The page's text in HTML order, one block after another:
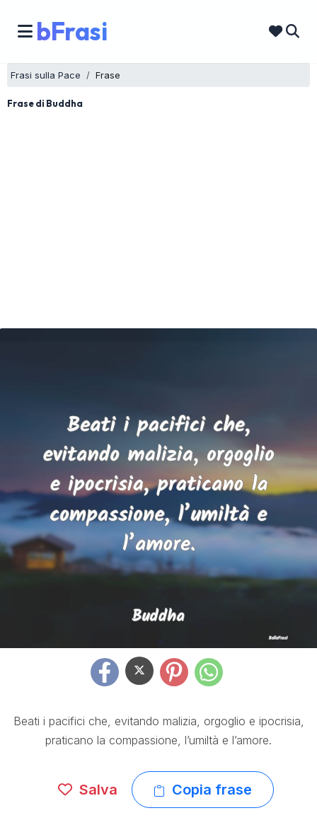
bFrasi
Frasi sulla Pace Frase
Frase di Buddha
Beati i pacifici che, evitando malizia, orgoglio e ipocrisia,
praticano la compassione, l’umiltà e l’amore.
Salva Copia frase